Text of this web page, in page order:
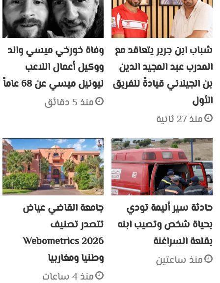
شباب ابن جرير يتعاقد مع
المدرب عبد المجيد الدين
بن الجيلاني قيادةً للفريق
الأول
منذ 27 ثانية
وفاة خورخي ميسي والد
ووكيل أعمال اللاعب
ليونيل ميسي عن 68 عاماً
منذ 5 دقائق
حادثة سير أليمة تودي
بحياة شخص وتصيب ابنه
بقلعة السراغنة
منذ ساعتين
جامعة القاضي عياض
تتصدر تصنيف
Webometrics 2026
وطنيا ومغاربيا
منذ 4 ساعات